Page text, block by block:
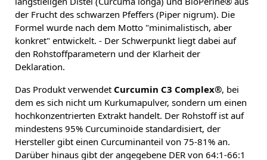
der Frucht des schwarzen Pfeffers (Piper nigrum). Die
Formel wurde nach dem Motto "minimalistisch, aber
konkret" entwickelt. - Der Schwerpunkt liegt dabei auf
den Rohstoffparametern und der Klarheit der
Deklaration.
Das Produkt verwendet Curcumin C3 Complex®, bei
dem es sich nicht um Kurkumapulver, sondern um einen
hochkonzentrierten Extrakt handelt. Der Rohstoff ist auf
mindestens 95% Curcuminoide standardisiert, der
Hersteller gibt einen Curcuminanteil von 75-81% an.
Darüber hinaus gibt der angegebene DER von 64:1-66:1